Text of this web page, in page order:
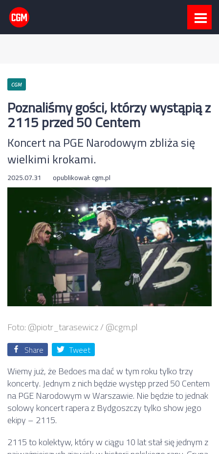
CGM
Poznaliśmy gości, którzy wystąpią z
2115 przed 50 Centem
Koncert na PGE Narodowym zbliża się
wielkimi krokami.
2025.07.31 opublikował:cgm.pl
Foto: @piotr_tarasewicz / @cgm.pl
Share Tweet
Wiemy już, że Bedoes ma dać w tym roku tylko trzy
koncerty. Jednym z nich będzie występ przed 50 Centem
na PGE Narodowym w Warszawie. Nie będzie to jednak
solowy koncert rapera z Bydgoszczy tylko show jego
ekipy – 2115.
2115 to kolektyw, który w ciągu 10 lat stał się jednym z